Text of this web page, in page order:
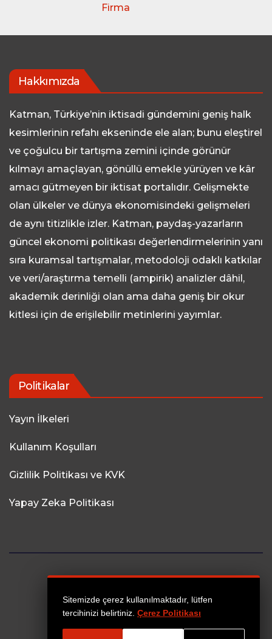
Sitemizde çerez kullanılmaktadır, lütfen
tercihinizi belirtiniz. Çerez Politikası
Firma
Hakkımızda
Katman, Türkiye’nin iktisadi gündemini geniş halk
kesimlerinin refahı ekseninde ele alan; bunu eleştirel
ve çoğulcu bir tartışma zemini içinde görünür
kılmayı amaçlayan, gönüllü emekle yürüyen ve kâr
amacı gütmeyen bir iktisat portalıdır. Gelişmekte
olan ülkeler ve dünya ekonomisindeki gelişmeleri
de aynı titizlikle izler. Katman, paydaş-yazarların
güncel ekonomi politikası değerlendirmelerinin yanı
sıra kuramsal tartışmalar, metodoloji odaklı katkılar
ve veri/araştırma temelli (ampirik) analizler dâhil,
akademik derinliği olan ama daha geniş bir okur
kitlesi için de erişilebilir metinlerini yayımlar.
Politikalar
Yayın İlkeleri
Kullanım Koşulları
Gizlilik Politikası ve KVK
Yapay Zeka Politikası